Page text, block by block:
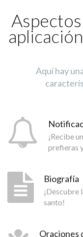
Aquí hay
¡Recibe
prefieras
Biografía
¡Descubre
santo!
Oraciones